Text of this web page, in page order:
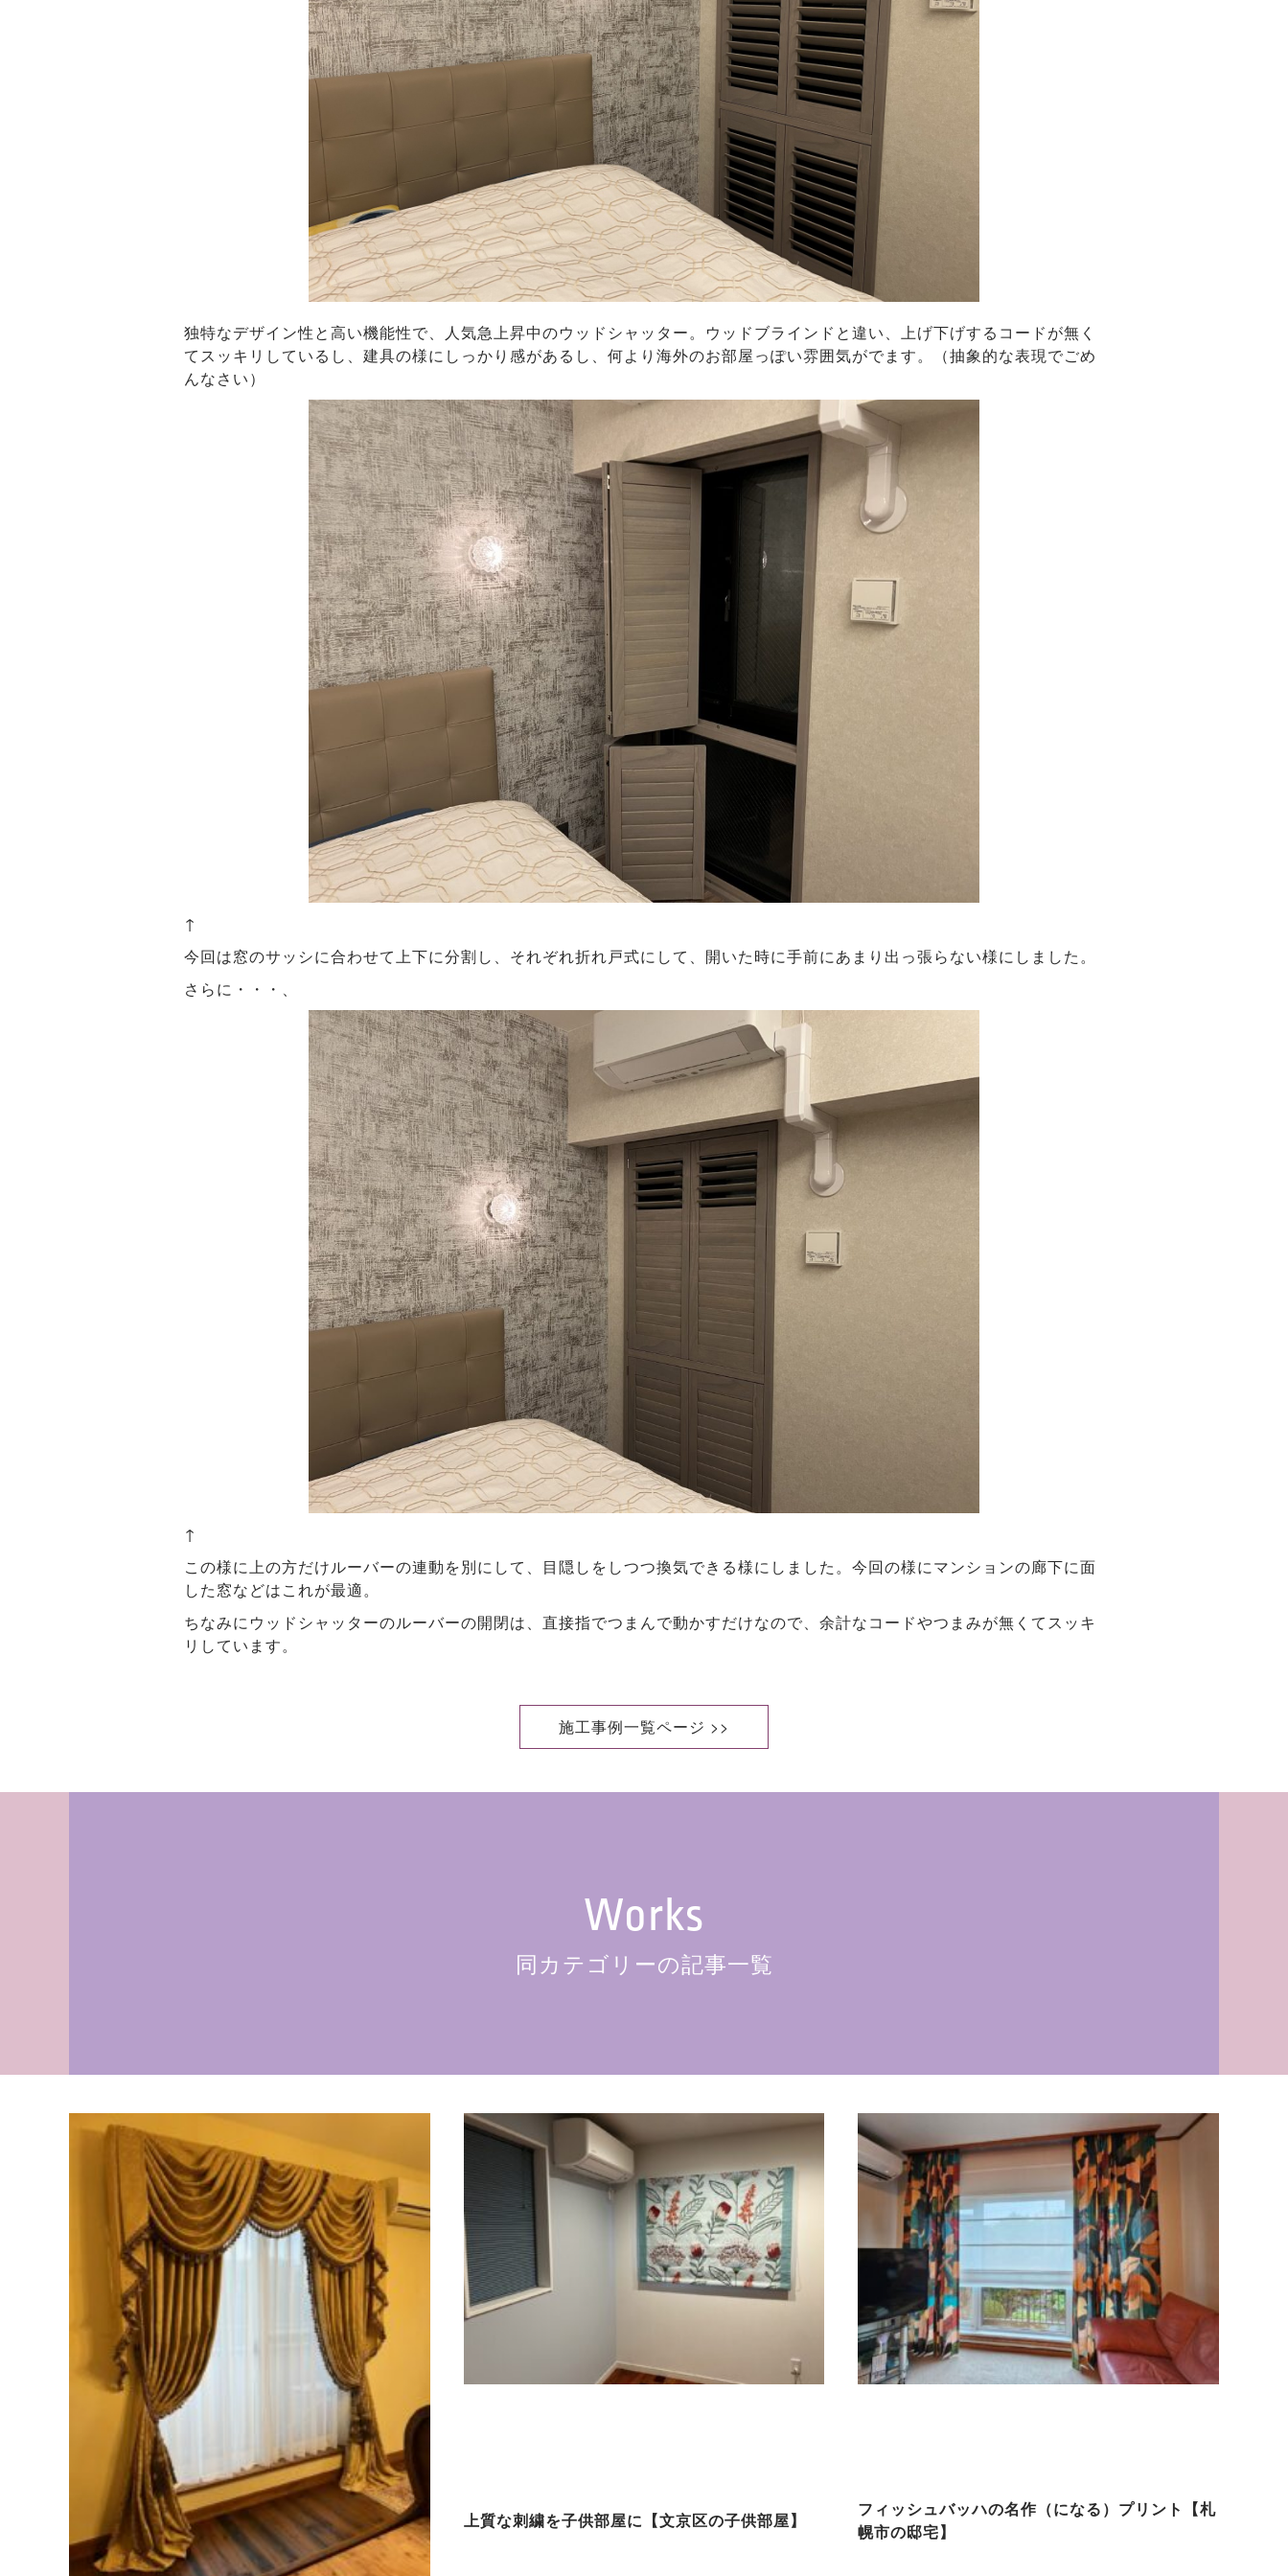
独特なデザイン性と高い機能性で、人気急上昇中のウッドシャッター。ウッドブラインドと違い、上げ下げするコードが無く
てスッキリしているし、建具の様にしっかり感があるし、何より海外のお部屋っぽい雰囲気がでます。（抽象的な表現でごめ
んなさい）
↑
今回は窓のサッシに合わせて上下に分割し、それぞれ折れ戸式にして、開いた時に手前にあまり出っ張らない様にしました。
さらに・・・、
↑
この様に上の方だけルーバーの連動を別にして、目隠しをしつつ換気できる様にしました。今回の様にマンションの廊下に面
した窓などはこれが最適。
ちなみにウッドシャッターのルーバーの開閉は、直接指でつまんで動かすだけなので、余計なコードやつまみが無くてスッキ
リしています。
施工事例一覧ページ >>
Works
同カテゴリーの記事一覧
上質な刺繍を子供部屋に【文京区の子供部屋】
フィッシュバッハの名作（になる）プリント【札
幌市の邸宅】